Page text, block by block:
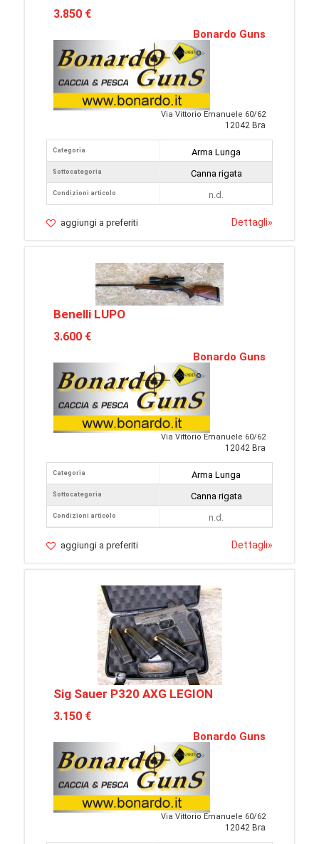
3.850 €
Bonardo Guns
Via Vittorio Emanuele 60/62
12042 Bra
Categoria
Sottocategoria
Condizioni articolo
Arma Lunga
Canna rigata
n.d.
aggiungi a preferiti Dettagli»
Benelli LUPO
3.600 €
Bonardo Guns
Via Vittorio Emanuele 60/62
12042 Bra
Categoria
Sottocategoria
Condizioni articolo
Arma Lunga
Canna rigata
n.d.
aggiungi a preferiti Dettagli»
Sig Sauer P320 AXG LEGION
3.150 €
Bonardo Guns
Via Vittorio Emanuele 60/62
12042 Bra